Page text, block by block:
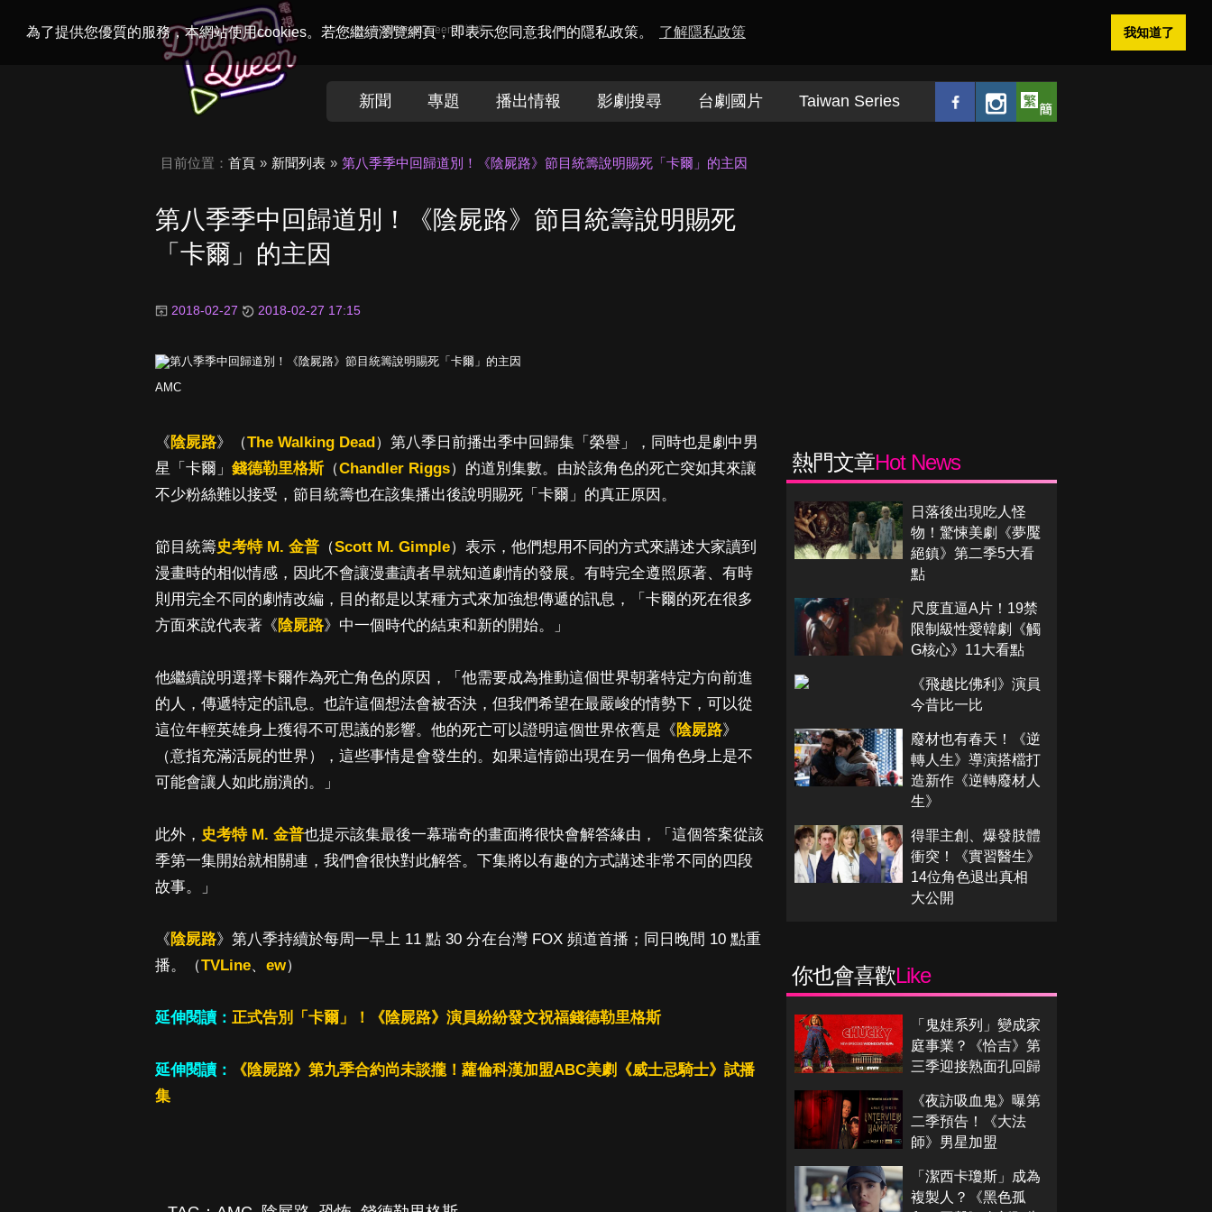
為了提供您優質的服務，本網站使用cookies。若您繼續瀏覽網頁，即表示您同意我們的隱私政策。 了解隱私政策 我知道了
Welcome toDramaQueen電視迷
新聞 專題 播出情報 影劇搜尋 台劇國片 Taiwan Series
目前位置： 首頁 新聞列表 第八季季中回歸道別！《陰屍路》節目統籌說明賜死「卡爾」的主因
第八季季中回歸道別！《陰屍路》節目統籌說明賜死
「卡爾」的主因
2018-02-27 2018-02-27 17:15
AMC
《陰屍路》（The Walking Dead）第八季日前播出季中回歸集「榮譽」，同時也是劇中男
星「卡爾」 錢德勒里格斯（Chandler Riggs）的道別集數。由於該角色的死亡突如其來讓
不少粉絲難以接受，節目統籌也在該集播出後說明賜死「卡爾」的真正原因。
節目統籌史考特 M. 金普 （Scott M. Gimple）表示，他們想用不同的方式來講述大家讀到
漫畫時的相似情感，因此不會讓漫畫讀者早就知道劇情的發展。有時完全遵照原著、有時
則用完全不同的劇情改編，目的都是以某種方式來加強想傳遞的訊息，「卡爾的死在很多
方面來說代表著《陰屍路》中一個時代的結束和新的開始。」
他繼續說明選擇卡爾作為死亡角色的原因，「他需要成為推動這個世界朝著特定方向前進
的人，傳遞特定的訊息。也許這個想法會被否決，但我們希望在最嚴峻的情勢下，可以從
這位年輕英雄身上獲得不可思議的影響。他的死亡可以證明這個世界依舊是《陰屍路》
（意指充滿活屍的世界），這些事情是會發生的。如果這情節出現在另一個角色身上是不
可能會讓人如此崩潰的。」
此外， 史考特 M. 金普也提示該集最後一幕瑞奇的畫面將很快會解答緣由，「這個答案從該
季第一集開始就相關連，我們會很快對此解答。下集將以有趣的方式講述非常不同的四段
故事。」
《陰屍路》第八季持續於每周一早上 11 點 30 分在台灣 FOX 頻道首播；同日晚間 10 點重
播。（TVLine、 ew）
延伸閱讀： 正式告別「卡爾」！《陰屍路》演員紛紛發文祝福錢德勒里格斯
延伸閱讀：
《陰屍路》第九季合約尚未談攏！蘿倫科漢加盟ABC美劇《威士忌騎士》試播
集
熱門文章Hot News
日落後出現吃人怪
物！驚悚美劇《夢魘
絕鎮》第二季5大看
點
尺度直逼A片！19禁
限制級性愛韓劇《觸
G核心》11大看點
《飛越比佛利》演員
今昔比一比
廢材也有春天！《逆
轉人生》導演搭檔打
造新作《逆轉廢材人
生》
得罪主創、爆發肢體
衝突！《實習醫生》
14位角色退出真相
大公開
你也會喜歡Like
「鬼娃系列」變成家
庭事業？《恰吉》第
三季迎接熟面孔回歸
《夜訪吸血鬼》曝第
二季預告！《大法
師》男星加盟
「潔西卡瓊斯」成為
複製人？《黑色孤